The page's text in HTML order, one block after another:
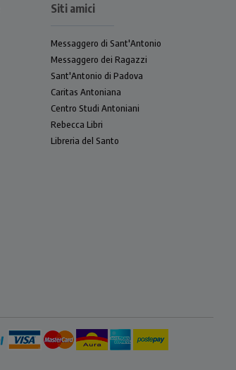
Siti amici
Messaggero di Sant'Antonio
Messaggero dei Ragazzi
Sant'Antonio di Padova
Caritas Antoniana
Centro Studi Antoniani
Rebecca Libri
Libreria del Santo